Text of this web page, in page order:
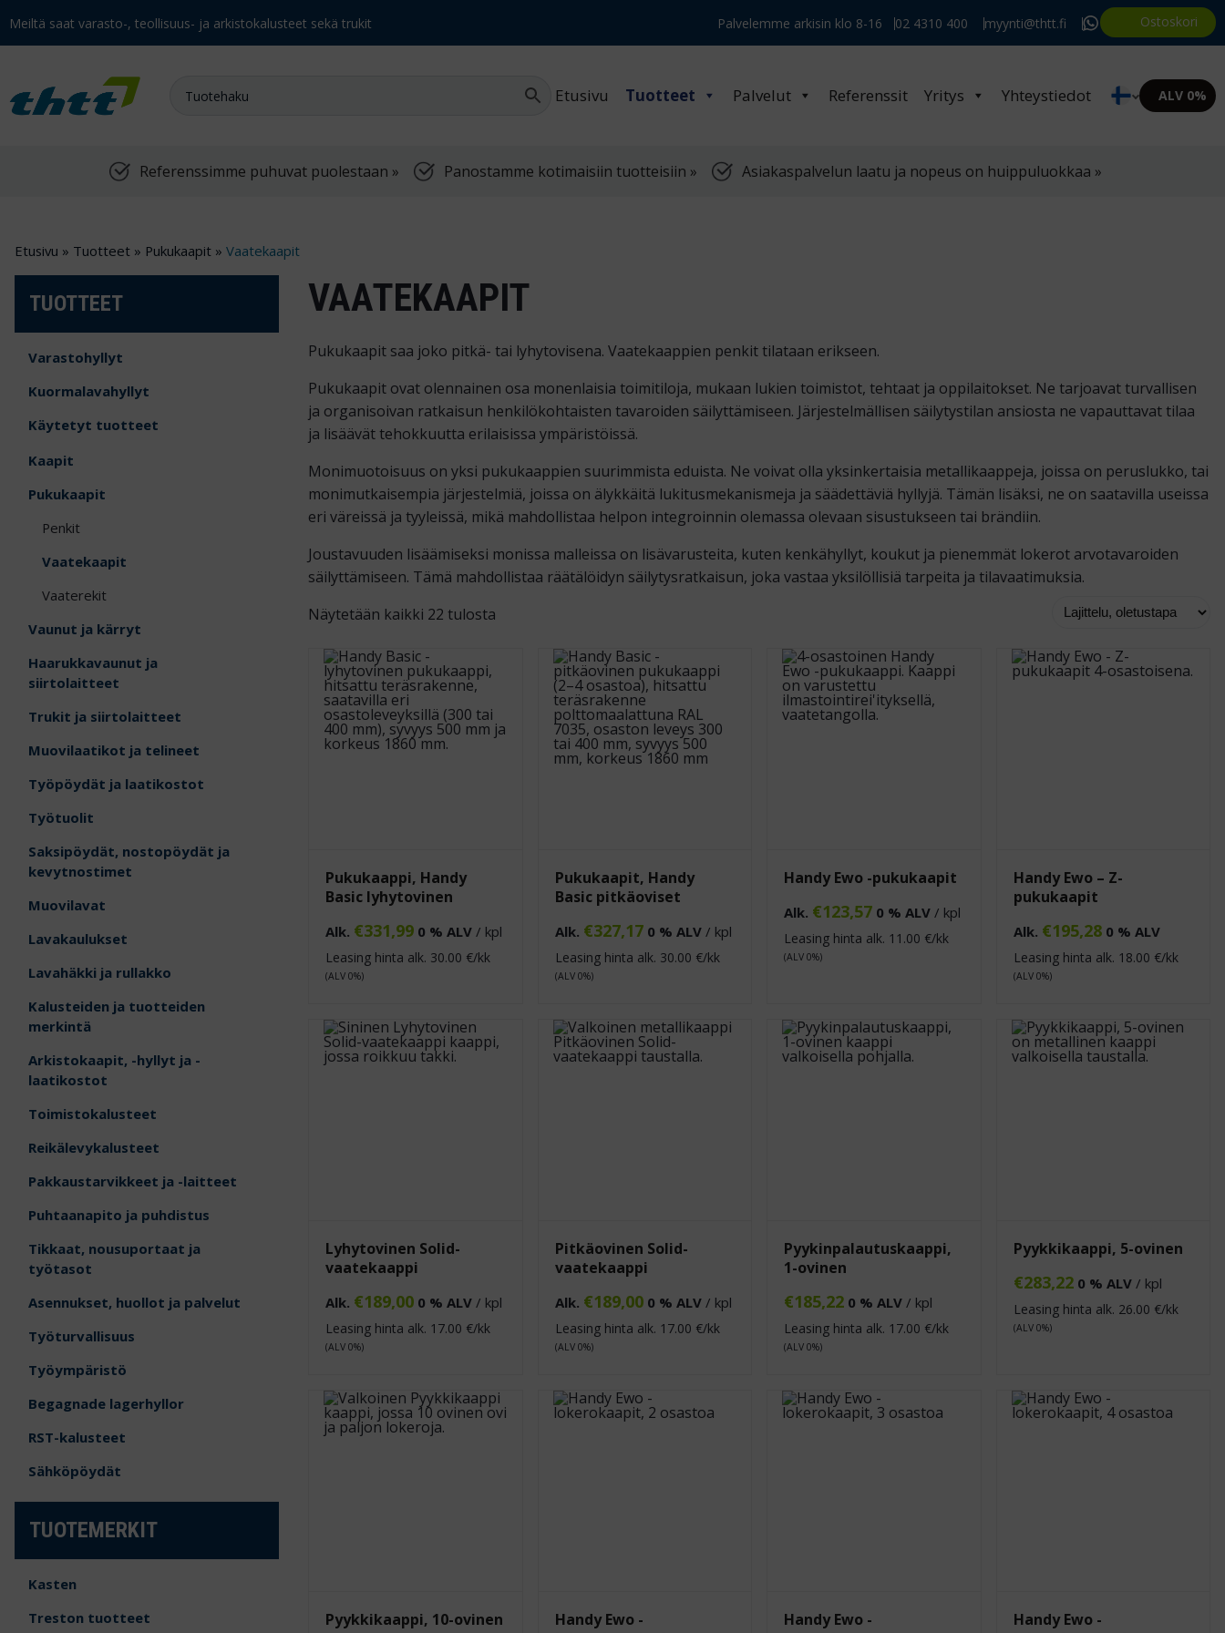
Meiltä saat varasto-, teollisuus- ja arkistokalusteet sekä trukit Palvelemme arkisin klo 8-16 02 4310 400 myynti@thtt.fi Ostoskori
Etusivu Tuotteet Palvelut Referenssit Yritys Yhteystiedot ALV 0%
Referenssimme puhuvat puolestaan » Panostamme kotimaisiin tuotteisiin » Asiakaspalvelun laatu ja nopeus on huippuluokkaa »
Etusivu » Tuotteet » Pukukaapit » Vaatekaapit
TUOTTEET
Varastohyllyt
Kuormalavahyllyt
Käytetyt tuotteet
Kaapit
Pukukaapit
Penkit
Vaatekaapit
Vaaterekit
Vaunut ja kärryt
Haarukkavaunut ja
siirtolaitteet
Trukit ja siirtolaitteet
Muovilaatikot ja telineet
Työpöydät ja laatikostot
Työtuolit
Saksipöydät, nostopöydät ja
kevytnostimet
Muovilavat
Lavakaulukset
Lavahäkki ja rullakko
Kalusteiden ja tuotteiden
merkintä
Arkistokaapit, -hyllyt ja -
laatikostot
Toimistokalusteet
Reikälevykalusteet
Pakkaustarvikkeet ja -laitteet
Puhtaanapito ja puhdistus
Tikkaat, nousuportaat ja
työtasot
Asennukset, huollot ja palvelut
Työturvallisuus
Työympäristö
Begagnade lagerhyllor
RST-kalusteet
Sähköpöydät
TUOTEMERKIT
Kasten
Treston tuotteet
VAATEKAAPIT
Pukukaapit saa joko pitkä- tai lyhytovisena. Vaatekaappien penkit tilataan erikseen.
Pukukaapit ovat olennainen osa monenlaisia toimitiloja, mukaan lukien toimistot, tehtaat ja oppilaitokset. Ne tarjoavat turvallisen
ja organisoivan ratkaisun henkilökohtaisten tavaroiden säilyttämiseen. Järjestelmällisen säilytystilan ansiosta ne vapauttavat tilaa
ja lisäävät tehokkuutta erilaisissa ympäristöissä.
Monimuotoisuus on yksi pukukaappien suurimmista eduista. Ne voivat olla yksinkertaisia metallikaappeja, joissa on peruslukko, tai
monimutkaisempia järjestelmiä, joissa on älykkäitä lukitusmekanismeja ja säädettäviä hyllyjä. Tämän lisäksi, ne on saatavilla useissa
eri väreissä ja tyyleissä, mikä mahdollistaa helpon integroinnin olemassa olevaan sisustukseen tai brändiin.
Joustavuuden lisäämiseksi monissa malleissa on lisävarusteita, kuten kenkähyllyt, koukut ja pienemmät lokerot arvotavaroiden
säilyttämiseen. Tämä mahdollistaa räätälöidyn säilytysratkaisun, joka vastaa yksilöllisiä tarpeita ja tilavaatimuksia.
Näytetään kaikki 22 tulosta
Pukukaappi, Handy
Basic lyhytovinen
Alk. €331,99 0 % ALV / kpl
Leasing hinta alk. 30.00 €/kk
(ALV 0%)
Pukukaapit, Handy
Basic pitkäoviset
Alk. €327,17 0 % ALV/ kpl
Leasing hinta alk. 30.00 €/kk
(ALV 0%)
Handy Ewo -pukukaapit
Alk. €123,57 0 % ALV / kpl
Leasing hinta alk. 11.00 €/kk
(ALV 0%)
Handy Ewo – Z-
pukukaapit
Alk. €195,28 0 % ALV
Leasing hinta alk. 18.00 €/kk
(ALV 0%)
Lyhytovinen Solid-
vaatekaappi
Alk. €189,00 0 % ALV / kpl
Leasing hinta alk. 17.00 €/kk
(ALV 0%)
Pitkäovinen Solid-
vaatekaappi
Alk. €189,00 0 % ALV/ kpl
Leasing hinta alk. 17.00 €/kk
(ALV 0%)
Pyykinpalautuskaappi,
1-ovinen
€185,22 0 % ALV / kpl
Leasing hinta alk. 17.00 €/kk
(ALV 0%)
Pyykkikaappi, 5-ovinen
€283,22 0 % ALV/ kpl
Leasing hinta alk. 26.00 €/kk
(ALV 0%)
Pyykkikaappi, 10-ovinen
Handy Ewo -
Handy Ewo -
Handy Ewo -